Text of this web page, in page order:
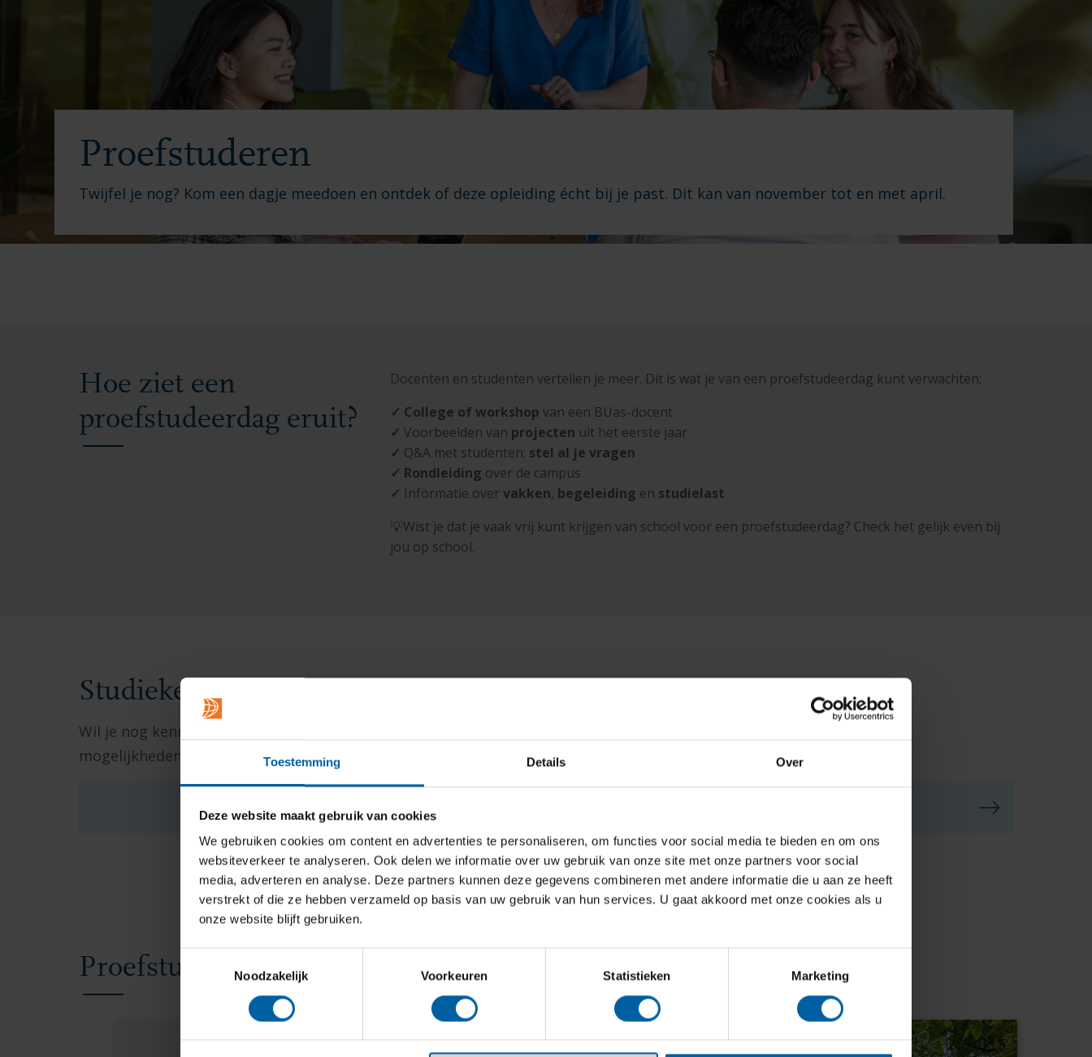
Toestemming Details Over
Deze website maakt gebruik van cookies
We gebruiken cookies om content en advertenties te personaliseren, om functies voor social media te bieden en om ons
websiteverkeer te analyseren. Ook delen we informatie over uw gebruik van onze site met onze partners voor social
media, adverteren en analyse. Deze partners kunnen deze gegevens combineren met andere informatie die u aan ze heeft
verstrekt of die ze hebben verzameld op basis van uw gebruik van hun services. U gaat akkoord met onze cookies als u
onze website blijft gebruiken.
Noodzakelijk
Voorkeuren Statistieken Marketing
Proefstuderen
Twijfel je nog? Kom een dagje meedoen en ontdek of deze opleiding écht bij je past. Dit kan van november tot en met april.
Hoe ziet een
proefstudeerdag eruit?
Docenten en studenten vertellen je meer. Dit is wat je van een proefstudeerdag kunt verwachten:
✓ College of workshop van een BUas-docent
✓Voorbeelden van projecten uit het eerste jaar
✓ Q&A met studenten: stel al je vragen
✓ Rondleiding over de campus
✓ Informatie overvakken, begeleiding en studielast
💡Wist je dat je vaak vrij kunt krijgen van school voor een proefstudeerdag? Check het gelijk even bij
jou op school.
Studiekeuzeactiviteiten
Wil je nog kennismaken met onze opleidingen? Kijk naar de online en offline
mogelijkheden.
Persoonlijk adviesgesprek
Proefstuderen of meelopen?